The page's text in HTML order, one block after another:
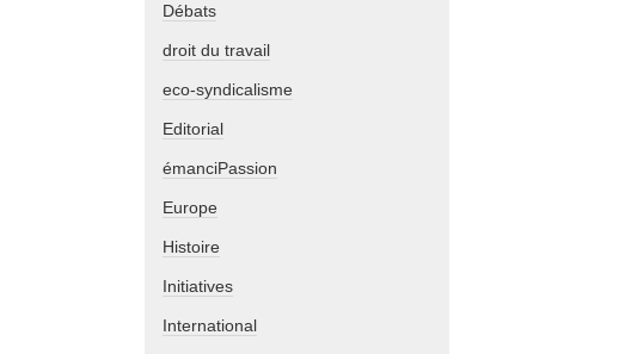
Débats
droit du travail
eco-syndicalisme
Editorial
émanciPassion
Europe
Histoire
Initiatives
International